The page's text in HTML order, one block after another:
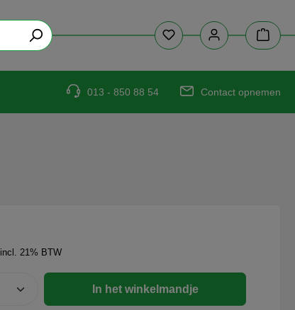
013 - 850 88 54 Contact opnemen
incl. 21% BTW
In het winkelmandje